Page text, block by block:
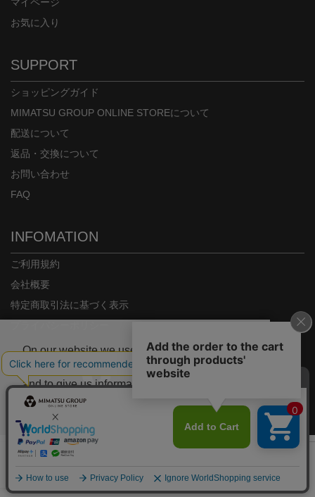
マイページ
お気に入り
SUPPORT
ショッピングガイド
MIMATSU GROUP ONLINE STOREについて
配送について
返品・交換について
お問い合わせ
FAQ
INFOMATION
ご利用規約
会社概要
特定商取引法に基づく表示
Copyright© MIMATSU.CO.,LTD. ALL RIGHTS RESERVED.
00000000-0000-0000-0000-000000000000
On our website we use some cookies. These
are necessary for our site to work properly
and to give us information about how our site
is used.
Deny Accept